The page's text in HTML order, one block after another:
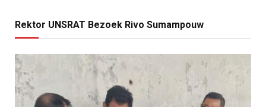
Rektor UNSRAT Bezoek Rivo Sumampouw